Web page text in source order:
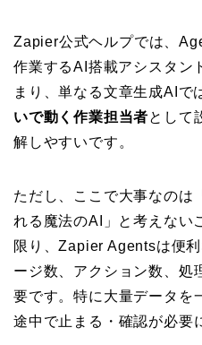
Zapier公式ヘルプでは、
作業するAI搭載アシスタン
まり、単なる文章生成AIで
いで動く作業担当者として
解しやすいです。
ただし、ここで大事なのは
れる魔法のAI」と考えない
限り、Zapier Agentsは便
ージ数、アクション数、処
要です。特に大量データを
途中で止まる・確認が必要